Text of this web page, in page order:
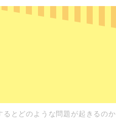
とどのような問題が起きるのか